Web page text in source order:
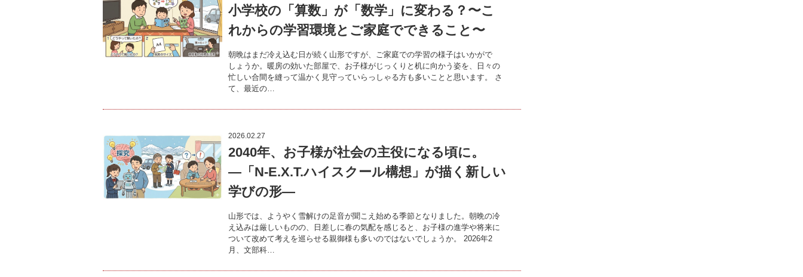
小学校の「算数」が「数学」に変わる？〜こ
れからの学習環境とご家庭でできること〜
朝晩はまだ冷え込む日が続く山形ですが、ご家庭での学習の様子はいかがで
しょうか。暖房の効いた部屋で、お子様がじっくりと机に向かう姿を、日々の
忙しい合間を縫って温かく見守っていらっしゃる方も多いことと思います。 さ
て、最近の…
2026.02.27
2040年、お子様が社会の主役になる頃に。
―「N-E.X.T.ハイスクール構想」が描く新しい
学びの形―
山形では、ようやく雪解けの足音が聞こえ始める季節となりました。朝晩の冷
え込みは厳しいものの、日差しに春の気配を感じると、お子様の進学や将来に
ついて改めて考えを巡らせる親御様も多いのではないでしょうか。 2026年2
月、文部科…